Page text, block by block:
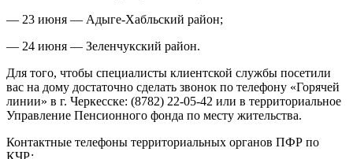
— 23 июня — Адыге-Хабльский район;
— 24 июня — Зеленчукский район.
Для того, чтобы специалисты клиентской службы посетили
вас на дому достаточно сделать звонок по телефону «Горячей
линии» в г. Черкесске: (8782) 22-05-42 или в территориальное
Управление Пенсионного фонда по месту жительства.
Контактные телефоны территориальных органов ПФР по
КЧР: